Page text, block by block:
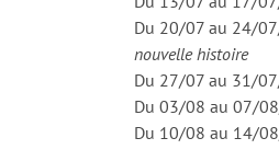
Du 20/07 au 24/
nouvelle histoire
Du 27/07 au 31/
Du 03/08 au 07/
Du 10/08 au 14/